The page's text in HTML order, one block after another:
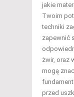
jakie
Twoim
techniki
zapewnić
żwir, oraz
mogą
przed